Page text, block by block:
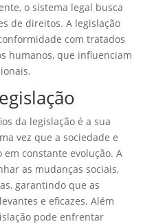
o sistema legal busca
de direitos. A legislação
com tratados
humanos, que influenciam
da legislação é a sua
vez que a sociedade e
em constante evolução. A
as mudanças sociais,
garantindo que as
e eficazes. Além
pode enfrentar